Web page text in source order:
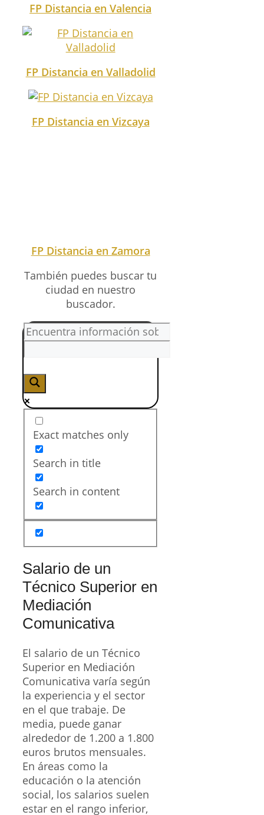
FP Distancia en Valencia
FP Distancia en Valladolid
FP Distancia en Vizcaya
Search in title
Search in content
Salario de un
Técnico Superior en
Mediación
Comunicativa
El salario de un Técnico
Superior en Mediación
Comunicativa varía según
la experiencia y el sector
en el que trabaje. De
alrededor de 1.200 a 1.800
euros brutos mensuales.
En áreas como la
educación o la atención
social, los salarios suelen
estar en el rango inferior,
mientras que en
instituciones públicas o
privadas con mayor
especialización, el salario
puede alcanzar los 2.000